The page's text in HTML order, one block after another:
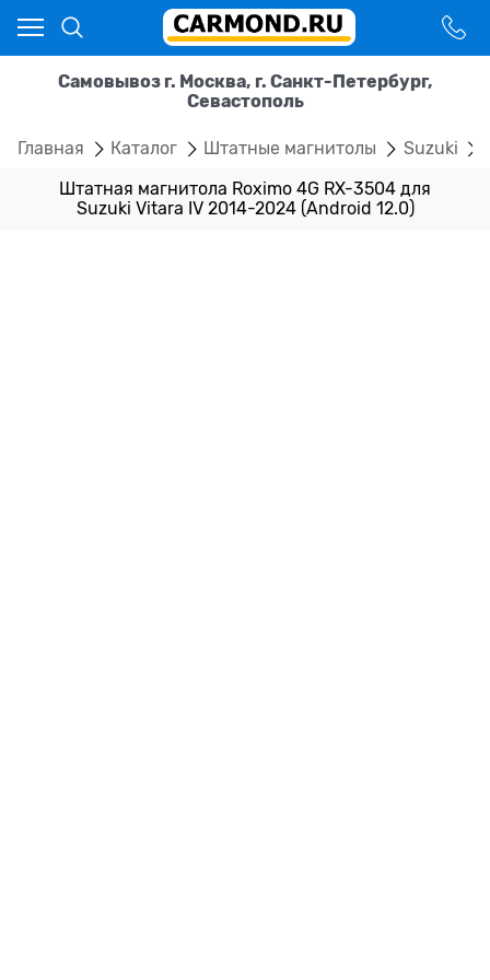
Самовывоз г. Москва, г. Санкт-Петербург,
Севастополь
Главная Каталог Штатные магнитолы Suzuki
Штатная магнитола Roximo 4G RX-3504 для
Suzuki Vitara IV 2014-2024 (Android 12.0)